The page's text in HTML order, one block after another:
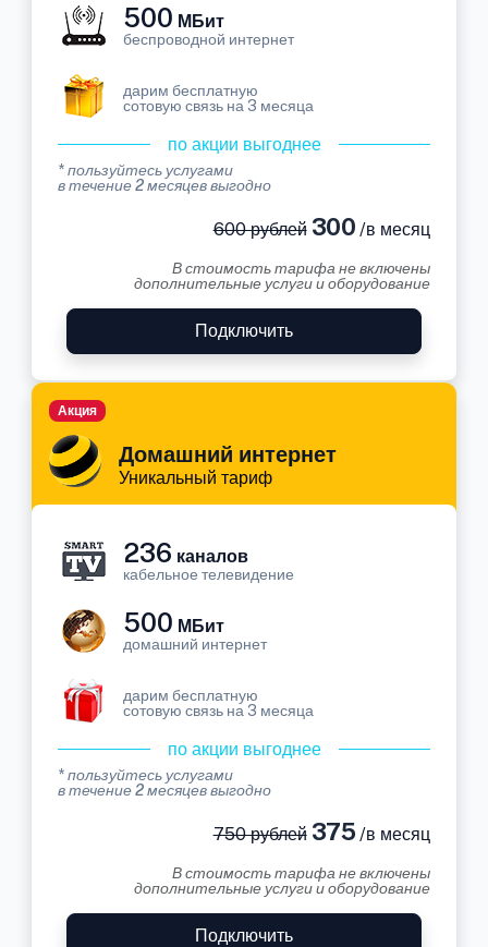
500 МБит
беспроводной интернет
дарим бесплатную
сотовую связь на 3 месяца
по акции выгоднее
* пользуйтесь услугами
в течение 2 месяцев выгодно
600 рублей300 /в месяц
В стоимость тарифа не включены
дополнительные услуги и оборудование
Подключить
Домашний интернет
Уникальный тариф
Акция
236 каналов
кабельное телевидение
500 МБит
домашний интернет
дарим бесплатную
сотовую связь на 3 месяца
по акции выгоднее
* пользуйтесь услугами
в течение 2 месяцев выгодно
750 рублей375 /в месяц
В стоимость тарифа не включены
дополнительные услуги и оборудование
Подключить